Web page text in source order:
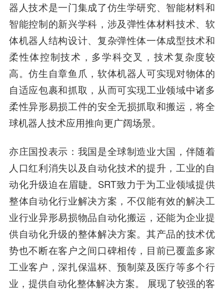
器人技术是一门集成了仿生学研究、智能材料和
智能控制的新兴学科，涉及弹性体材料技术、软
体机器人结构设计、复杂弹性体一体成型技术和
柔性体控制技术，多学科交叉，技术复杂度较
高。仿生自章鱼爪，软体机器人可实现对物体的
自适应包裹和抓取，从而可实现工业领域中诸多
柔性异形易损工件的安全无损抓取和搬运，将全
球机器人技术应用推向更广阔场景。
亦庄国投表示：我国是全球制造业大国，伴随着
人口红利消失以及自动化技术的提升，工业的自
动化升级迫在眉睫。SRT致力于为工业领域提供
整体自动化行业解决方案，不仅能有效的解决工
业行业异形易损物品自动化搬运，还能为企业提
供自动化升级的整体解决方案。其产品的技术优
势也不断在客户之间口碑相传，目前已覆盖多家
工业客户，深扎保温杯、预制菜及医疗等多个行
业，提供自动化整体解决方案。 展现了较强的客